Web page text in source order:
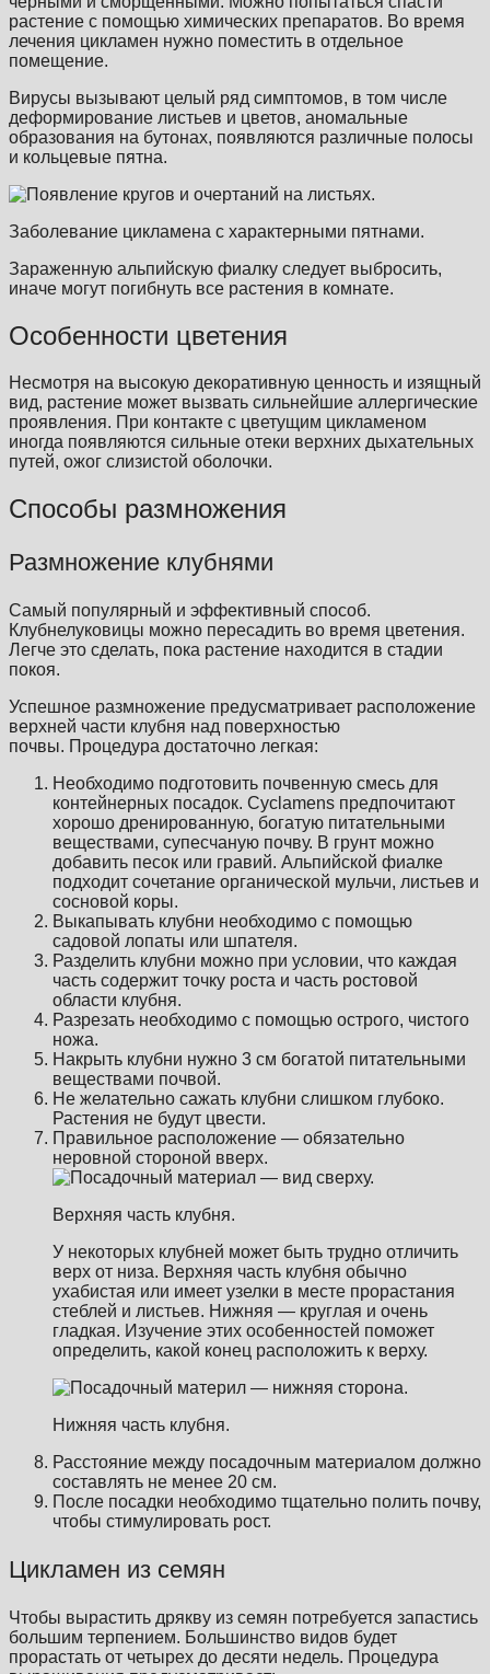
растение с помощью химических препаратов. Во время
лечения цикламен нужно поместить в отдельное
помещение.
Вирусы вызывают целый ряд симптомов, в том числе
деформирование листьев и цветов, аномальные
образования на бутонах, появляются различные полосы
и кольцевые пятна.
Заболевание цикламена с характерными пятнами.
Зараженную альпийскую фиалку следует выбросить,
иначе могут погибнуть все растения в комнате.
Особенности цветения
Несмотря на высокую декоративную ценность и изящный
вид, растение может вызвать сильнейшие аллергические
проявления. При контакте с цветущим цикламеном
иногда появляются сильные отеки верхних дыхательных
путей, ожог слизистой оболочки.
Способы размножения
Размножение клубнями
Самый популярный и эффективный способ.
Клубнелуковицы можно пересадить во время цветения.
Легче это сделать, пока растение находится в стадии
покоя.
Успешное размножение предусматривает расположение
верхней части клубня над поверхностью
почвы. Процедура достаточно легкая:
Необходимо подготовить почвенную смесь для
контейнерных посадок. Cyclamens предпочитают
хорошо дренированную, богатую питательными
веществами, супесчаную почву. В грунт можно
добавить песок или гравий. Альпийской фиалке
подходит сочетание органической мульчи, листьев и
сосновой коры.
Выкапывать клубни необходимо с помощью
садовой лопаты или шпателя.
Разделить клубни можно при условии, что каждая
часть содержит точку роста и часть ростовой
области клубня.
Разрезать необходимо с помощью острого, чистого
ножа.
Накрыть клубни нужно 3 см богатой питательными
веществами почвой.
Не желательно сажать клубни слишком глубоко.
Растения не будут цвести.
Правильное расположение — обязательно
неровной стороной вверх.
Верхняя часть клубня.
У некоторых клубней может быть трудно отличить
верх от низа. Верхняя часть клубня обычно
ухабистая или имеет узелки в месте прорастания
стеблей и листьев. Нижняя — круглая и очень
гладкая. Изучение этих особенностей поможет
определить, какой конец расположить к верху.
Нижняя часть клубня.
Расстояние между посадочным материалом должно
составлять не менее 20 см.
После посадки необходимо тщательно полить почву,
чтобы стимулировать рост.
Цикламен из семян
Чтобы вырастить дрякву из семян потребуется запастись
большим терпением. Большинство видов будет
прорастать от четырех до десяти недель. Процедура